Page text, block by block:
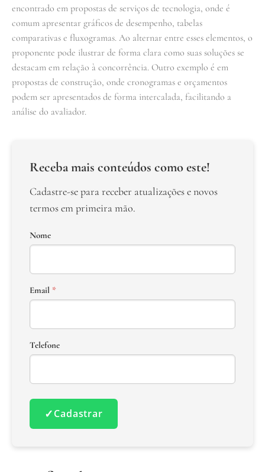
encontrado em propostas de serviços de tecnologia, onde é
comum apresentar gráficos de desempenho, tabelas
comparativas e fluxogramas. Ao alternar entre esses elementos, o
proponente pode ilustrar de forma clara como suas soluções se
destacam em relação à concorrência. Outro exemplo é em
propostas de construção, onde cronogramas e orçamentos
podem ser apresentados de forma intercalada, facilitando a
análise do avaliador.
Receba mais conteúdos como este!
Cadastre-se para receber atualizações e novos
termos em primeira mão.
Nome
Email *
Telefone
✓Cadastrar